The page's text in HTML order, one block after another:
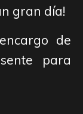
gran día!
de
para